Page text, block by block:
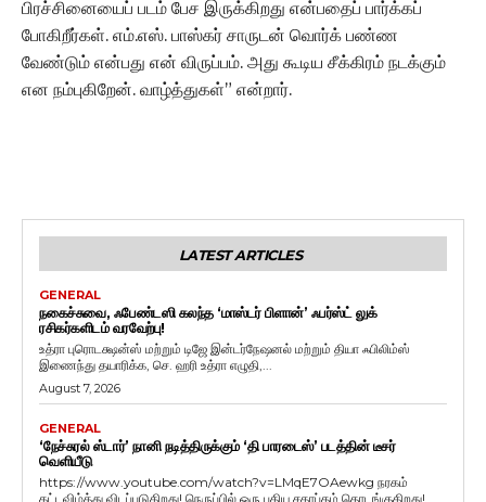
பிரச்சினையைப் படம் பேச இருக்கிறது என்பதைப் பார்க்கப்
போகிறீர்கள். எம்.எஸ். பாஸ்கர் சாருடன் வொர்க் பண்ண
வேண்டும் என்பது என் விருப்பம். அது கூடிய சீக்கிரம் நடக்கும்
என நம்புகிறேன். வாழ்த்துகள்” என்றார்.
LATEST ARTICLES
GENERAL
நகைச்சுவை, ஃபேண்டஸி கலந்த ‘மாஸ்டர் பிளான்’ ஃபர்ஸ்ட் லுக்
ரசிகர்களிடம் வரவேற்பு!
உத்ரா புரொடக்ஷன்ஸ் மற்றும் டிஜே இன்டர்நேஷனல் மற்றும் தியா ஃபிலிம்ஸ்
இணைந்து தயாரிக்க, செ. ஹரி உத்ரா எழுதி,...
August 7, 2026
GENERAL
‘நேச்சுரல் ஸ்டார்’ நானி நடித்திருக்கும் ‘தி பாரடைஸ்’ படத்தின் டீசர்
வெளியீடு
https://www.youtube.com/watch?v=LMqE7OAewkg நரகம்
கட்டவிழ்த்து விடப்படுகிறது! நெருப்பில் ஒரு புதிய சகாப்தம் தொடங்குகிறது!